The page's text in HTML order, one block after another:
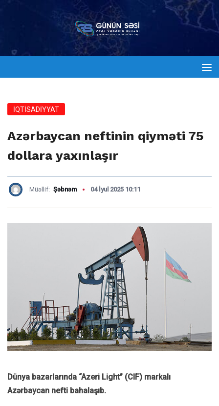
İQTİSADİYYAT
Azərbaycan neftinin qiyməti 75
dollara yaxınlaşır
Müəllif: Şəbnəm 04 İyul 2025 10:11
Dünya bazarlarında “Azeri Light” (CIF) markalı
Azərbaycan nefti bahalaşıb.